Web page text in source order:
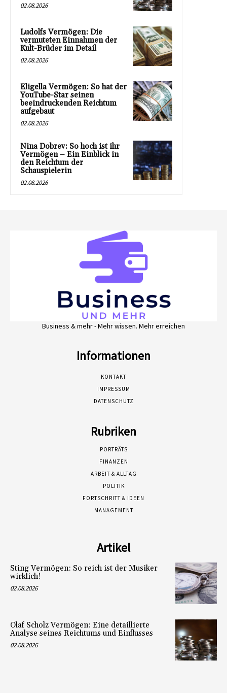
02.08.2026
Ludolfs Vermögen: Die
vermuteten Einnahmen der
Kult-Brüder im Detail
02.08.2026
Eligella Vermögen: So hat der
YouTube-Star seinen
beeindruckenden Reichtum
aufgebaut
02.08.2026
Nina Dobrev: So hoch ist ihr
Vermögen – Ein Einblick in
den Reichtum der
Schauspielerin
02.08.2026
Business & mehr - Mehr wissen. Mehr erreichen
Informationen
KONTAKT
IMPRESSUM
DATENSCHUTZ
Rubriken
PORTRÄTS
FINANZEN
ARBEIT & ALLTAG
POLITIK
FORTSCHRITT & IDEEN
MANAGEMENT
Artikel
Sting Vermögen: So reich ist der Musiker
wirklich!
02.08.2026
Olaf Scholz Vermögen: Eine detaillierte
Analyse seines Reichtums und Einflusses
02.08.2026